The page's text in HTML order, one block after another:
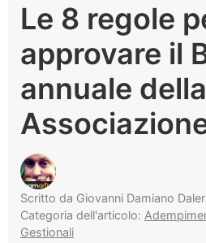
Le 8 regole
approvare il
annuale
Scritto da Giovanni Damiano
Categoria dell'articolo:
Gestionali